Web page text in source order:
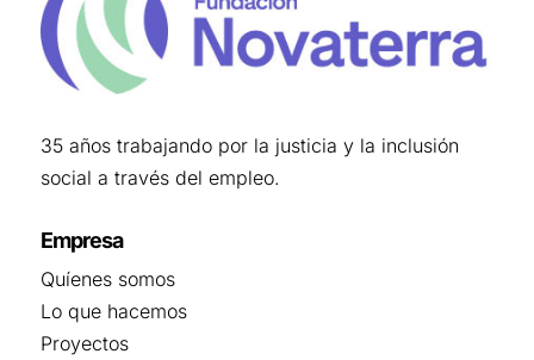
35 años trabajando por la justicia y la inclusión
social a través del empleo.
Empresa
Quíenes somos
Lo que hacemos
Proyectos